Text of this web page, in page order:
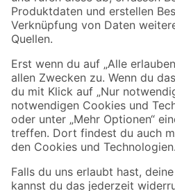
Sicher einkaufen
Jetzt die toom-App herunterladen